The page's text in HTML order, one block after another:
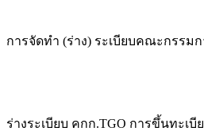
การจัดทำ (ร่าง) ระเบียบคณะกรรม
ร่างระเบียบ คกก.TGO การขึ้นทะเ